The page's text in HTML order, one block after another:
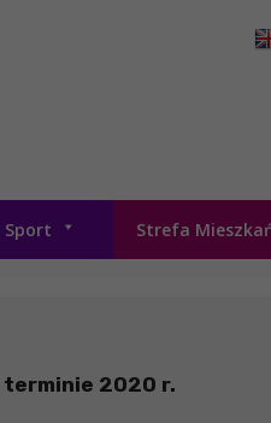
Strefa
terminie 2020 r.